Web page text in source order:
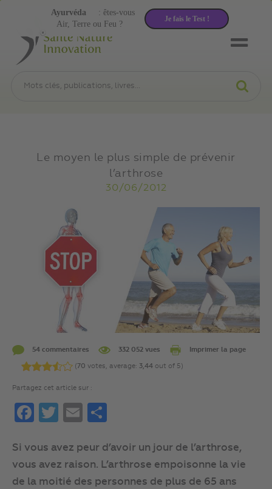
Le moyen le plus simple de prévenir
l’arthrose
30/06/2012
54 commentaires 332 052 vues Imprimer la page
(70 votes, average: 3,44 out of 5)
Partagez cet article sur :
FacebookTwitterEmail
Si vous avez peur d’avoir un jour de l’arthrose,
vous avez raison. L’arthrose empoisonne la vie
de la moitié des personnes de plus de 65 ans
Air, Terre ou Feu ?
Ayurvéda : êtes-vous
Je fais le Test !